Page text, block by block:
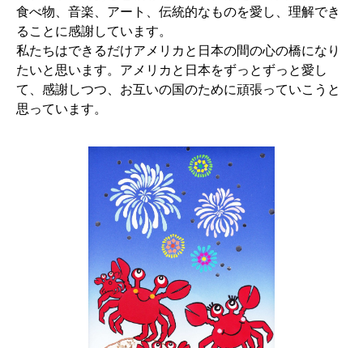
食べ物、音楽、アート、伝統的なものを愛し、理解でき
ることに感謝しています。
私たちはできるだけアメリカと日本の間の心の橋になり
たいと思います。アメリカと日本をずっとずっと愛し
て、感謝しつつ、お互いの国のために頑張っていこうと
思っています。